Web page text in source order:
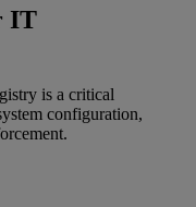
IT
is a critical
configuration,